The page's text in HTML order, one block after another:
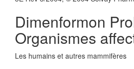
Dimenformon
Organismes
Les humains et autres mammifères